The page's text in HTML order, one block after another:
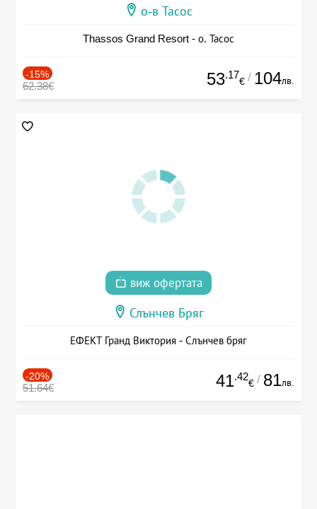
о-в Тасос
Thassos Grand Resort - о. Тасос
-15%
62.38€ 53.17
€ / 104лв.
виж офертата
Слънчев Бряг
ЕФЕКТ Гранд Виктория - Слънчев бряг
-20%
51.64€ 41.42
€ / 81лв.